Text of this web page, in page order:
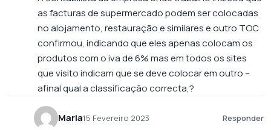
as facturas de supermercado podem ser colocadas
no alojamento, restauração e similares e outro TOC
confirmou, indicando que eles apenas colocam os
produtos com o iva de 6% mas em todos os sites
que visito indicam que se deve colocar em outro –
afinal qual a classificação correcta,?
Maria15 Fevereiro 2023 Responder